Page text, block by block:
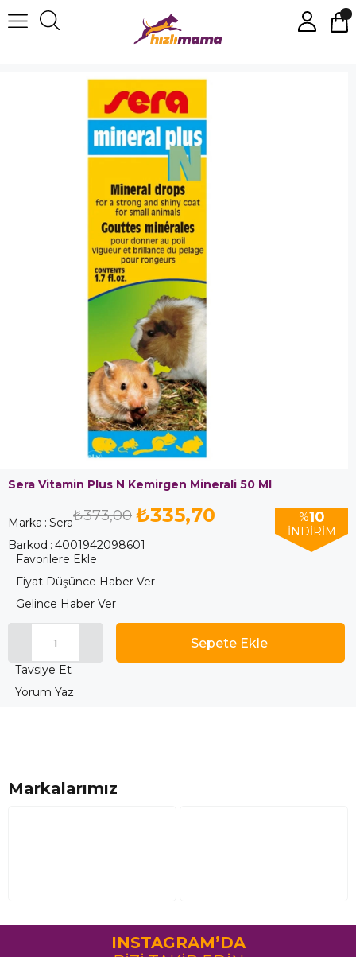
Sera Vitamin Plus N Kemirgen Minerali 50 Ml
Marka : Sera %10
İNDIRIM
₺373,00 ₺335,70
Barkod : 4001942098601
Favorilere Ekle
Fiyat Düşünce Haber Ver
Gelince Haber Ver
Tavsiye Et
Yorum Yaz
Markalarımız
INSTAGRAM’DA